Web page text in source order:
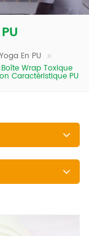
En PU
Wrap Toxique
Caractéristique PU